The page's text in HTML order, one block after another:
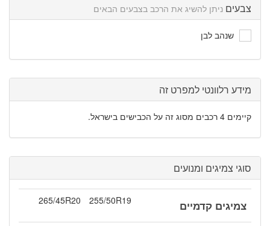
צבעים ניתן להשיג את הרכב בצבעים הבאים
שנהב לבן
מידע רלוונטי למפרט זה
קיימים 4 רכבים מסוג זה על הכבישים בישראל.
סוגי צמיגים ומנועים
צמיגים קדמיים 255/50R19
265/45R20